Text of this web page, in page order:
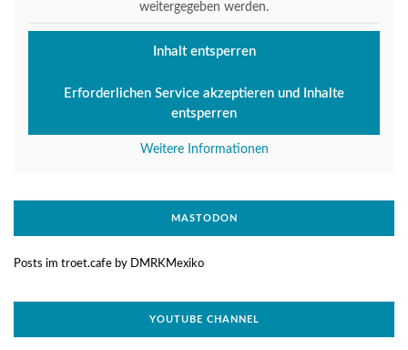
weitergegeben werden.
Inhalt entsperren
Erforderlichen Service akzeptieren und Inhalte
entsperren
Weitere Informationen
MASTODON
Posts im troet.cafe by DMRKMexiko
YOUTUBE CHANNEL